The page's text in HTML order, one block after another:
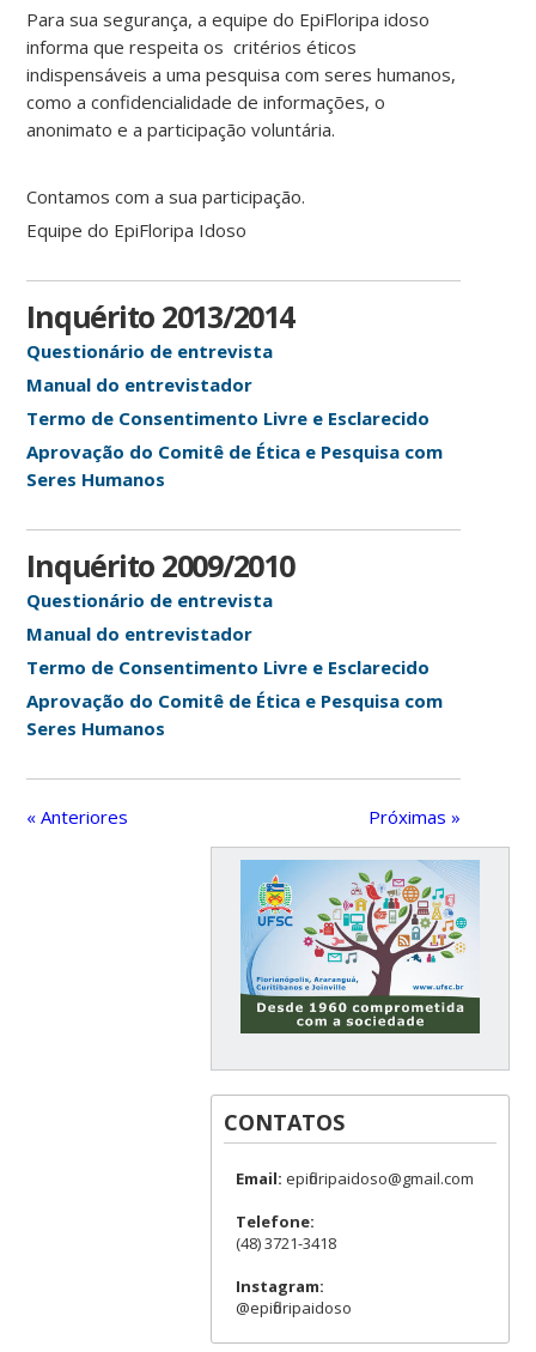
Para sua segurança, a equipe do EpiFloripa idoso
informa que respeita os critérios éticos
indispensáveis a uma pesquisa com seres humanos,
como a confidencialidade de informações, o
anonimato e a participação voluntária.
Contamos com a sua participação.
Equipe do EpiFloripa Idoso
Inquérito 2013/2014
Questionário de entrevista
Manual do entrevistador
Termo de Consentimento Livre e Esclarecido
Aprovação do Comitê de Ética e Pesquisa com
Seres Humanos
Inquérito 2009/2010
Questionário de entrevista
Manual do entrevistador
Termo de Consentimento Livre e Esclarecido
Aprovação do Comitê de Ética e Pesquisa com
Seres Humanos
« Anteriores Próximas »
CONTATOS
Email: epifloripaidoso@gmail.com
Telefone:
(48) 3721-3418
Instagram:
@epifloripaidoso